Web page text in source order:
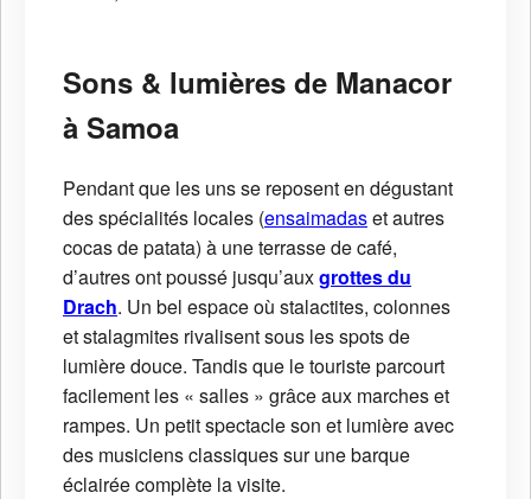
Sons & lumières de Manacor
à Samoa
Pendant que les uns se reposent en dégustant
des spécialités locales (ensaimadaset autres
cocas de patata) à une terrasse de café,
d’autres ont poussé jusqu’auxgrottes du
Drach. Un bel espace où stalactites, colonnes
et stalagmites rivalisent sous les spots de
lumière douce. Tandis que le touriste parcourt
facilement les « salles » grâce aux marches et
rampes. Un petit spectacle son et lumière avec
des musiciens classiques sur une barque
éclairée complète la visite.